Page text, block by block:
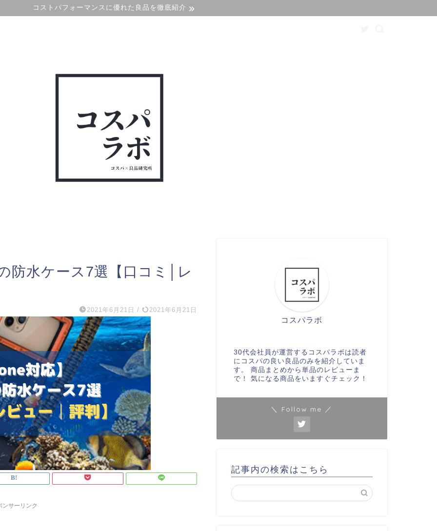
コストパフォーマンスに優れた良品を徹底紹介
防水ケース7選【口コミ│レ
2021年6月21日 / 2021年6月21日
ンサーリンク
コスパラボ
30代会社員が運営するコスパラボは読者
にコスパの良い良品のみを紹介していま
す。 商品まとめから単品のレビューま
で！ 気になる商品をいますぐチェック！
＼ Follow me ／
記事内の検索はこちら